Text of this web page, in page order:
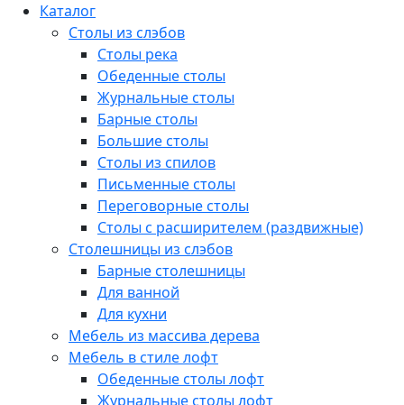
Каталог
Столы из слэбов
Столы река
Обеденные столы
Журнальные столы
Барные столы
Большие столы
Столы из спилов
Письменные столы
Переговорные столы
Столы с расширителем (раздвижные)
Столешницы из слэбов
Барные столешницы
Для ванной
Для кухни
Мебель из массива дерева
Мебель в стиле лофт
Обеденные столы лофт
Журнальные столы лофт